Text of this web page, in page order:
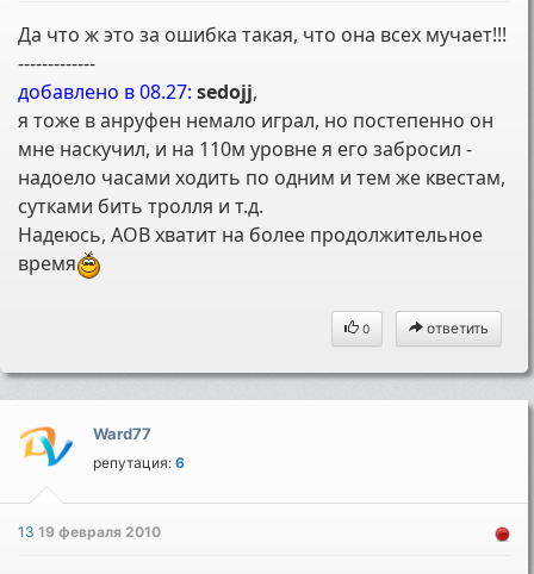
Да что ж это за ошибка такая, что она всех мучает!!!
-------------
добавлено в 08.27: sedojj,
я тоже в анруфен немало играл, но постепенно он
мне наскучил, и на 110м уровне я его забросил -
надоело часами ходить по одним и тем же квестам,
сутками бить тролля и т.д.
Надеюсь, АОВ хватит на более продолжительное
время
0 ответить
Ward77
репутация:6
1319 февраля 2010